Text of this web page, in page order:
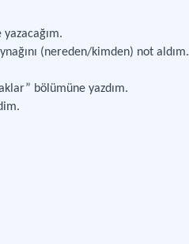
(nereden/kimden) not aldım.
bölümüne yazdım.